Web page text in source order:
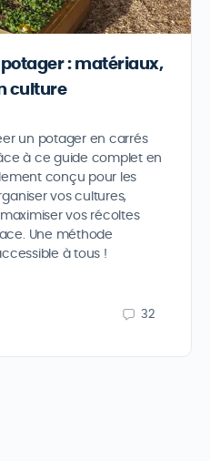
: matériaux,
culture
un potager en carrés
à ce guide complet en
conçu pour les
vos cultures,
vos récoltes
Une méthode
à tous !
32